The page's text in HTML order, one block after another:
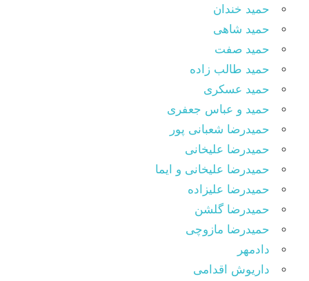
حمید خندان
حمید شاهی
حمید صفت
حمید طالب زاده
حمید عسکری
حمید و عباس جعفری
حمیدرضا شعبانی پور
حمیدرضا علیخانی
حمیدرضا علیخانی و ایما
حمیدرضا علیزاده
حمیدرضا گلشن
حمیدرضا مازوچی
دادمهر
داریوش اقدامی